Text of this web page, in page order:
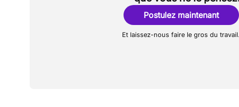
Postulez maintenant
Et laissez-nous faire le gros du